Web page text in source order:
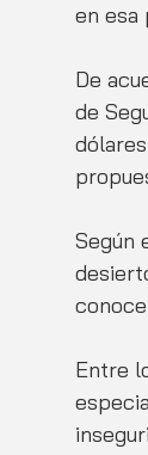
en esa
De
de
Según
Entre